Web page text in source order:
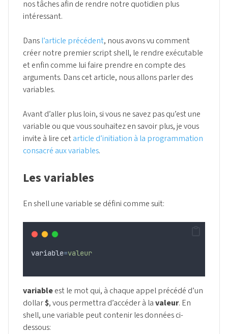
nos tâches afin de rendre notre quotidien plus
intéressant.
Dansl’article précédent, nous avons vu comment
créer notre premier script shell, le rendre exécutable
et enfin comme lui faire prendre en compte des
arguments. Dans cet article, nous allons parler des
variables.
Avant d’aller plus loin, si vous ne savez pas qu’est une
variable ou que vous souhaitez en savoir plus, je vous
invite à lire cetarticle d’initiation à la programmation
consacré aux variables.
Les variables
En shell une variable se défini comme suit:
variable=valeur
variableest le mot qui, à chaque appel précédé d’un
dollar$, vous permettra d’accéder à lavaleur. En
shell, une variable peut contenir les données ci-
dessous: